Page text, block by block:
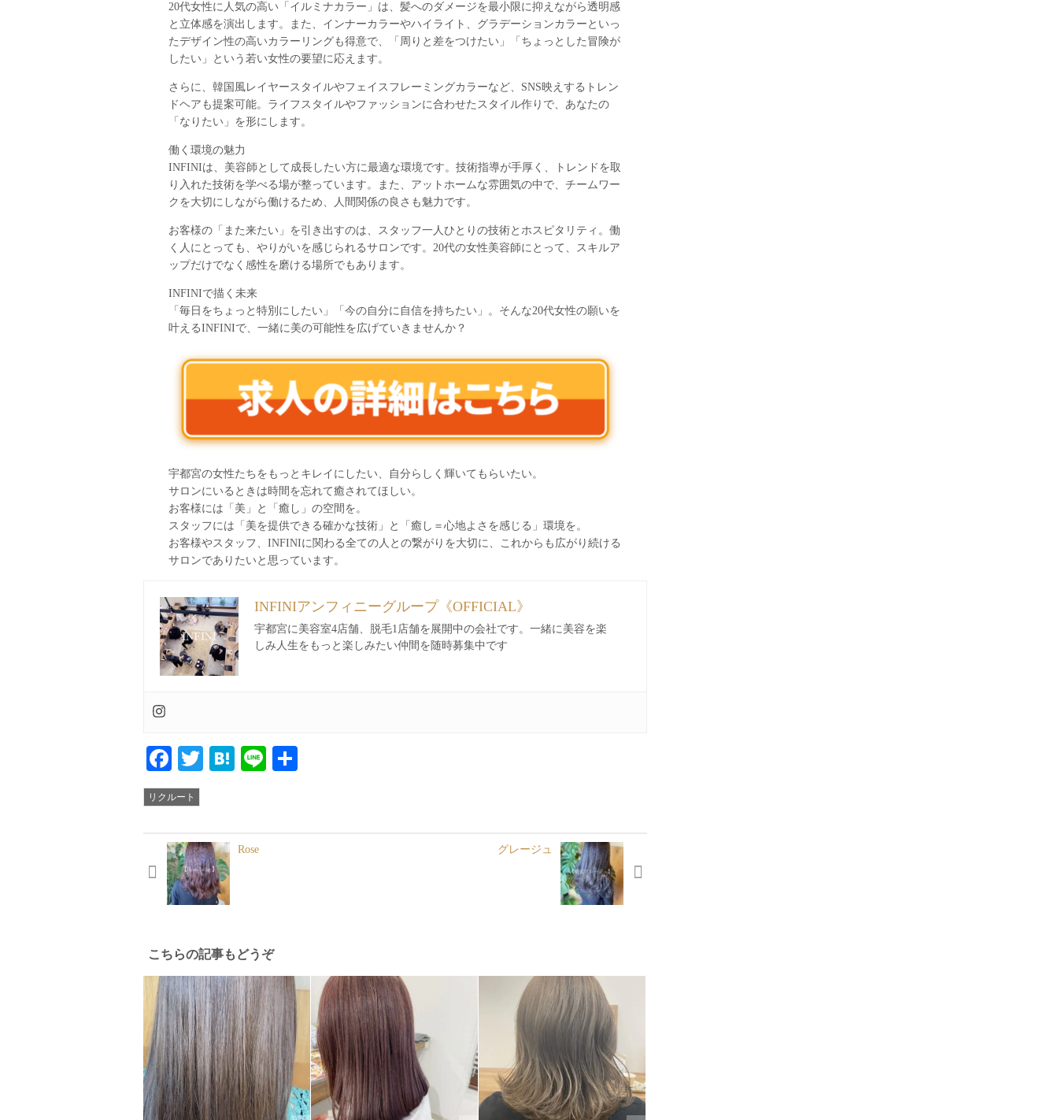
20代女性に人気の高い「イルミナカラー」は、髪へのダメージを最小限に抑えながら透明感
と立体感を演出します。また、インナーカラーやハイライト、グラデーションカラーといっ
たデザイン性の高いカラーリングも得意で、「周りと差をつけたい」「ちょっとした冒険が
したい」という若い女性の要望に応えます。
さらに、韓国風レイヤースタイルやフェイスフレーミングカラーなど、SNS映えするトレン
ドヘアも提案可能。ライフスタイルやファッションに合わせたスタイル作りで、あなたの
「なりたい」を形にします。
働く環境の魅力
INFINIは、美容師として成長したい方に最適な環境です。技術指導が手厚く、トレンドを取
り入れた技術を学べる場が整っています。また、アットホームな雰囲気の中で、チームワー
クを大切にしながら働けるため、人間関係の良さも魅力です。
お客様の「また来たい」を引き出すのは、スタッフ一人ひとりの技術とホスピタリティ。働
く人にとっても、やりがいを感じられるサロンです。20代の女性美容師にとって、スキルア
ップだけでなく感性を磨ける場所でもあります。
INFINIで描く未来
「毎日をちょっと特別にしたい」「今の自分に自信を持ちたい」。そんな20代女性の願いを
叶えるINFINIで、一緒に美の可能性を広げていきませんか？
宇都宮の女性たちをもっとキレイにしたい、自分らしく輝いてもらいたい。
サロンにいるときは時間を忘れて癒されてほしい。
お客様には「美」と「癒し」の空間を。
スタッフには「美を提供できる確かな技術」と「癒し＝心地よさを感じる」環境を。
お客様やスタッフ、INFINIに関わる全ての人との繋がりを大切に、これからも広がり続ける
サロンでありたいと思っています。
INFINIアンフィニーグループ《OFFICIAL》
宇都宮に美容室4店舗、脱毛1店舗を展開中の会社です。一緒に美容を楽
しみ人生をもっと楽しみたい仲間を随時募集中です
Facebook
TwitterHatena
Line
リクルート
Rose グレージュ
こちらの記事もどうぞ